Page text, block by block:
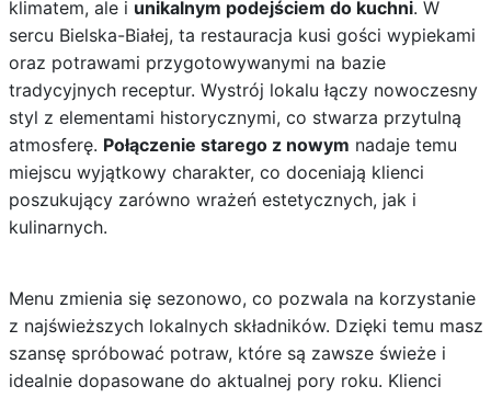
klimatem, ale i unikalnym podejściem do kuchni. W
sercu Bielska-Białej, ta restauracja kusi gości wypiekami
oraz potrawami przygotowywanymi na bazie
tradycyjnych receptur. Wystrój lokalu łączy nowoczesny
styl z elementami historycznymi, co stwarza przytulną
atmosferę. Połączenie starego z nowym nadaje temu
miejscu wyjątkowy charakter, co doceniają klienci
poszukujący zarówno wrażeń estetycznych, jak i
kulinarnych.
Menu zmienia się sezonowo, co pozwala na korzystanie
z najświeższych lokalnych składników. Dzięki temu masz
szansę spróbować potraw, które są zawsze świeże i
idealnie dopasowane do aktualnej pory roku. Klienci